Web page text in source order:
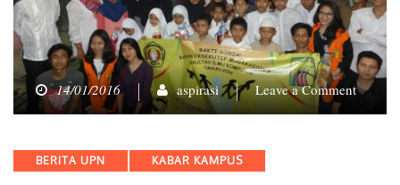
14/01/2016 aspirasi Leave a Commenton
Categories
BERITA UPN KABAR KAMPUS